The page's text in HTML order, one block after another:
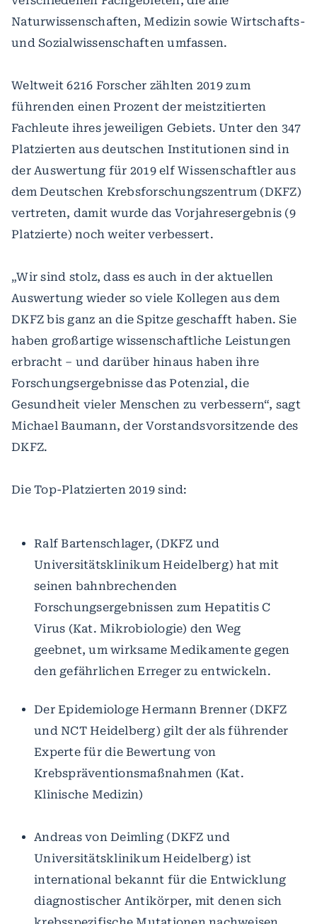
Naturwissenschaften, Medizin sowie Wirtschafts-
und Sozialwissenschaften umfassen.
Weltweit 6216 Forscher zählten 2019 zum
führenden einen Prozent der meistzitierten
Fachleute ihres jeweiligen Gebiets. Unter den 347
Platzierten aus deutschen Institutionen sind in
der Auswertung für 2019 elf Wissenschaftler aus
dem Deutschen Krebsforschungszentrum (DKFZ)
vertreten, damit wurde das Vorjahresergebnis (9
Platzierte) noch weiter verbessert.
„Wir sind stolz, dass es auch in der aktuellen
Auswertung wieder so viele Kollegen aus dem
DKFZ bis ganz an die Spitze geschafft haben. Sie
haben großartige wissenschaftliche Leistungen
erbracht – und darüber hinaus haben ihre
Forschungsergebnisse das Potenzial, die
Gesundheit vieler Menschen zu verbessern“, sagt
Michael Baumann, der Vorstandsvorsitzende des
DKFZ.
Die Top-Platzierten 2019 sind:
Ralf Bartenschlager, (DKFZ und
Universitätsklinikum Heidelberg) hat mit
seinen bahnbrechenden
Forschungsergebnissen zum Hepatitis C
Virus (Kat. Mikrobiologie) den Weg
geebnet, um wirksame Medikamente gegen
den gefährlichen Erreger zu entwickeln.
Der Epidemiologe Hermann Brenner (DKFZ
und NCT Heidelberg) gilt der als führender
Experte für die Bewertung von
Krebspräventionsmaßnahmen (Kat.
Klinische Medizin)
Andreas von Deimling (DKFZ und
Universitätsklinikum Heidelberg) ist
international bekannt für die Entwicklung
diagnostischer Antikörper, mit denen sich